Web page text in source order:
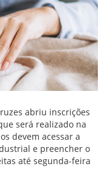
abriu inscrições
será realizado na
devem acessar a
e preencher o
até segunda-feira